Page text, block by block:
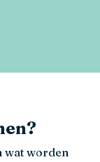
wat worden